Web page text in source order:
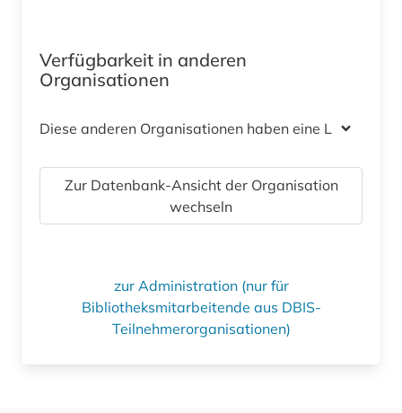
Verfügbarkeit in anderen
Organisationen
Diese anderen Organisationen haben eine Lizenz
Zur Datenbank-Ansicht der Organisation
wechseln
zur Administration (nur für
Bibliotheksmitarbeitende aus DBIS-
Teilnehmerorganisationen)